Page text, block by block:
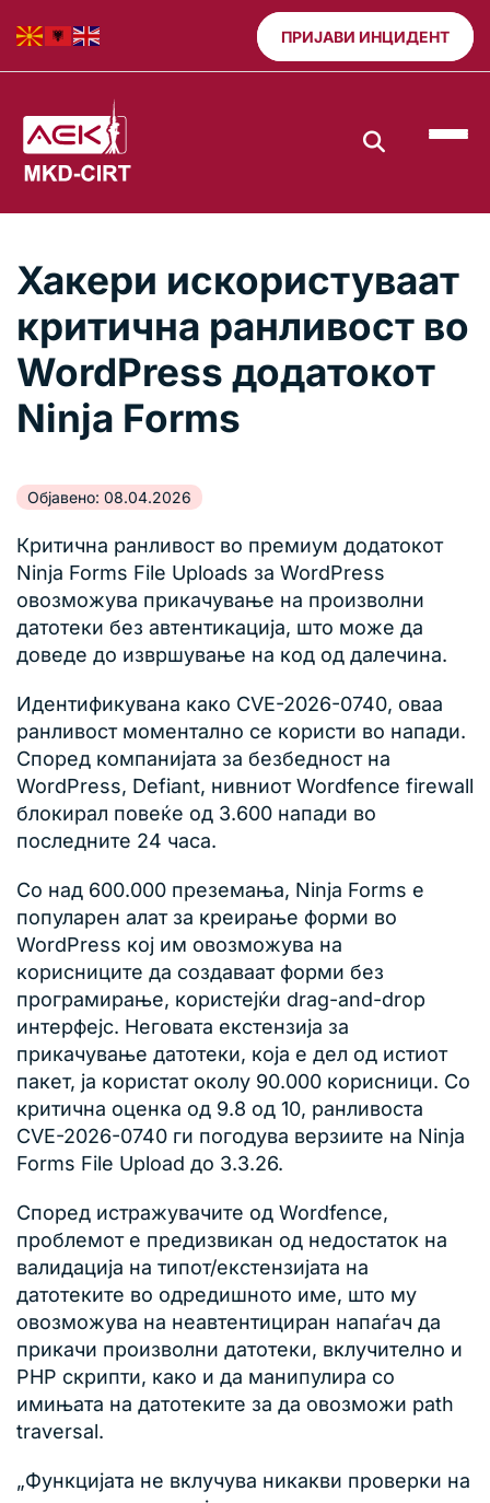
ПРИЈАВИ ИНЦИДЕНТ
Хакери искористуваат
критична ранливост во
WordPress додатокот
Ninja Forms
Објавено: 08.04.2026
Критична ранливост во премиум додатокот
Ninja Forms File Uploads за WordPress
овозможува прикачување на произволни
датотеки без автентикација, што може да
доведе до извршување на код од далечина.
Идентификувана како CVE-2026-0740, оваа
ранливост моментално се користи во напади.
Според компанијата за безбедност на
WordPress, Defiant, нивниот Wordfence firewall
блокирал повеќе од 3.600 напади во
последните 24 часа.
Со над 600.000 преземања, Ninja Forms е
популарен алат за креирање форми во
WordPress кој им овозможува на
корисниците да создаваат форми без
програмирање, користејќи drag-and-drop
интерфејс. Неговата екстензија за
прикачување датотеки, која е дел од истиот
пакет, ја користат околу 90.000 корисници. Со
критична оценка од 9.8 од 10, ранливоста
CVE-2026-0740 ги погодува верзиите на Ninja
Forms File Upload до 3.3.26.
Според истражувачите од Wordfence,
проблемот е предизвикан од недостаток на
валидација на типот/екстензијата на
датотеките во одредишното име, што му
овозможува на неавтентициран напаѓач да
прикачи произволни датотеки, вклучително и
PHP скрипти, како и да манипулира со
имињата на датотеките за да овозможи path
traversal.
„Функцијата не вклучува никакви проверки на